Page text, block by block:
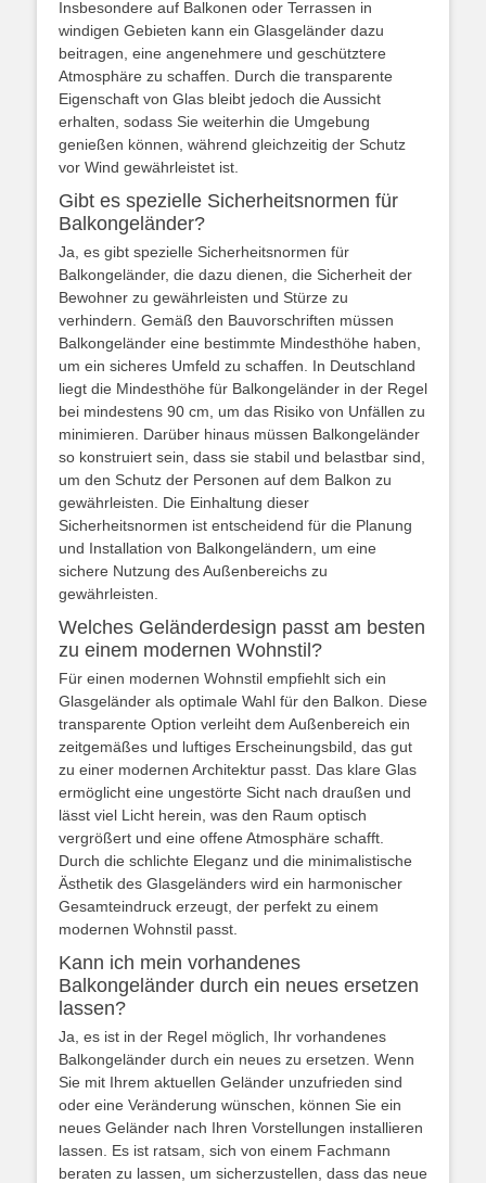
Insbesondere auf Balkonen oder Terrassen in
windigen Gebieten kann ein Glasgeländer dazu
beitragen, eine angenehmere und geschütztere
Atmosphäre zu schaffen. Durch die transparente
Eigenschaft von Glas bleibt jedoch die Aussicht
erhalten, sodass Sie weiterhin die Umgebung
genießen können, während gleichzeitig der Schutz
vor Wind gewährleistet ist.
Gibt es spezielle Sicherheitsnormen für
Balkongeländer?
Ja, es gibt spezielle Sicherheitsnormen für
Balkongeländer, die dazu dienen, die Sicherheit der
Bewohner zu gewährleisten und Stürze zu
verhindern. Gemäß den Bauvorschriften müssen
Balkongeländer eine bestimmte Mindesthöhe haben,
um ein sicheres Umfeld zu schaffen. In Deutschland
liegt die Mindesthöhe für Balkongeländer in der Regel
bei mindestens 90 cm, um das Risiko von Unfällen zu
minimieren. Darüber hinaus müssen Balkongeländer
so konstruiert sein, dass sie stabil und belastbar sind,
um den Schutz der Personen auf dem Balkon zu
gewährleisten. Die Einhaltung dieser
Sicherheitsnormen ist entscheidend für die Planung
und Installation von Balkongeländern, um eine
sichere Nutzung des Außenbereichs zu
gewährleisten.
Welches Geländerdesign passt am besten
zu einem modernen Wohnstil?
Für einen modernen Wohnstil empfiehlt sich ein
Glasgeländer als optimale Wahl für den Balkon. Diese
transparente Option verleiht dem Außenbereich ein
zeitgemäßes und luftiges Erscheinungsbild, das gut
zu einer modernen Architektur passt. Das klare Glas
ermöglicht eine ungestörte Sicht nach draußen und
lässt viel Licht herein, was den Raum optisch
vergrößert und eine offene Atmosphäre schafft.
Durch die schlichte Eleganz und die minimalistische
Ästhetik des Glasgeländers wird ein harmonischer
Gesamteindruck erzeugt, der perfekt zu einem
modernen Wohnstil passt.
Kann ich mein vorhandenes
Balkongeländer durch ein neues ersetzen
lassen?
Ja, es ist in der Regel möglich, Ihr vorhandenes
Balkongeländer durch ein neues zu ersetzen. Wenn
Sie mit Ihrem aktuellen Geländer unzufrieden sind
oder eine Veränderung wünschen, können Sie ein
neues Geländer nach Ihren Vorstellungen installieren
lassen. Es ist ratsam, sich von einem Fachmann
beraten zu lassen, um sicherzustellen, dass das neue